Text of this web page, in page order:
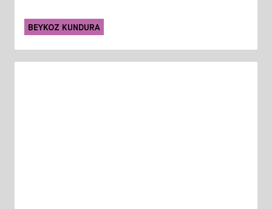
BEYKOZ KUNDURA